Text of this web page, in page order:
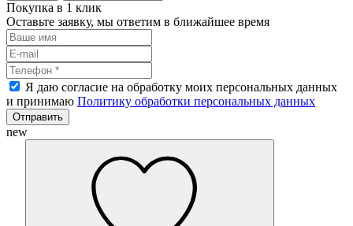
Покупка в 1 клик
Оставьте заявку, мы ответим в ближайшее время
Я даю согласие на обработку моих персональных данных
и принимаю Политику обработки персональных данных
Отправить
new